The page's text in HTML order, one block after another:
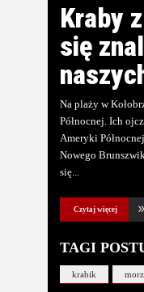
Kraby
się
Na plaży w
Północnej. Ich
Ameryki
Nowego
się
Czytaj więcej
TAGI
krabik